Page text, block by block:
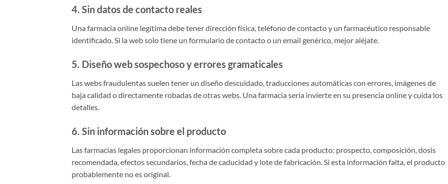
4. Sin datos de contacto reales
Una farmacia online legítima debe tener dirección física, teléfono de contacto y un farmacéutico responsable
identificado. Si la web solo tiene un formulario de contacto o un email genérico, mejor aléjate.
5. Diseño web sospechoso y errores gramaticales
Las webs fraudulentas suelen tener un diseño descuidado, traducciones automáticas con errores, imágenes de
baja calidad o directamente robadas de otras webs. Una farmacia seria invierte en su presencia online y cuida los
detalles.
6. Sin información sobre el producto
Las farmacias legales proporcionan información completa sobre cada producto: prospecto, composición, dosis
recomendada, efectos secundarios, fecha de caducidad y lote de fabricación. Si esta información falta, el producto
probablemente no es original.